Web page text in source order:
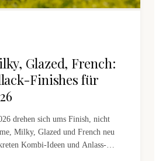
Glazed, French:
Finishes für
drehen sich ums Finish, nicht
Milky, Glazed und French neu
Kombi-Ideen und Anlass-